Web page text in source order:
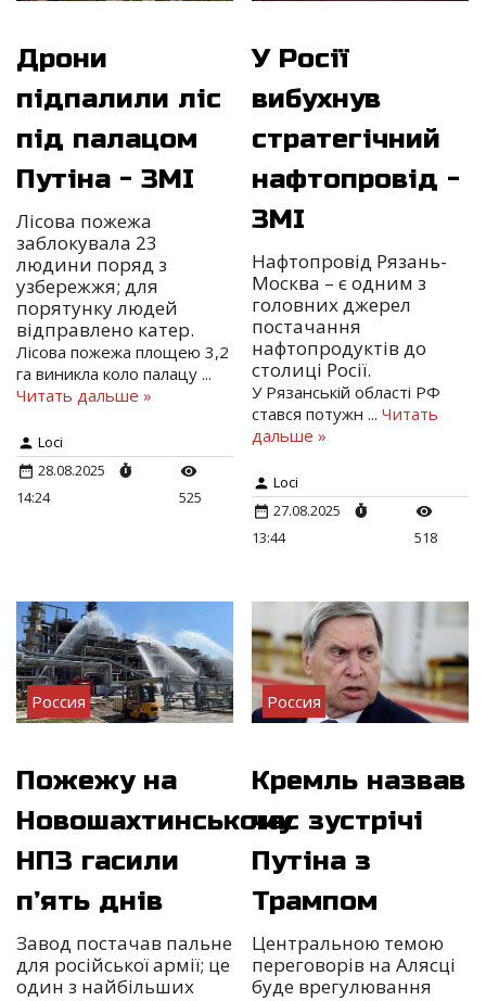
Дрони
підпалили ліс
під палацом
Путіна - ЗМІ
Лісова пожежа
заблокувала 23
людини поряд з
узбережжя; для
порятунку людей
відправлено катер.
Лісова пожежа площею 3,2
га виникла коло палацу ...
Читать дальше »
Loci
28.08.2025
14:24
525
У Росії
вибухнув
стратегічний
нафтопровід -
ЗМІ
Нафтопровід Рязань-
Москва – є одним з
головних джерел
постачання
нафтопродуктів до
столиці Росії.
У Рязанській області РФ
стався потужн...Читать
дальше »
Loci
27.08.2025
13:44
518
Россия
Пожежу на
Новошахтинському
НПЗ гасили
п’ять днів
Завод постачав пальне
для російської армії; це
один з найбільших
Россия
Кремль назвав
час зустрічі
Путіна з
Трампом
Центральною темою
переговорів на Алясці
буде врегулювання